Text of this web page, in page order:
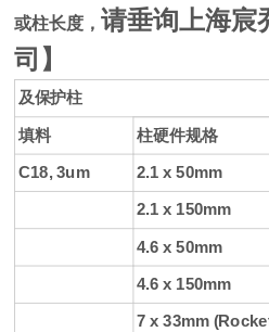
或柱长度，请垂询上海宸
司】
及保护柱
填料 柱硬件规格
C18, 3um 2.1 x 50mm
2.1 x 150mm
4.6 x 50mm
4.6 x 150mm
7 x 33mm